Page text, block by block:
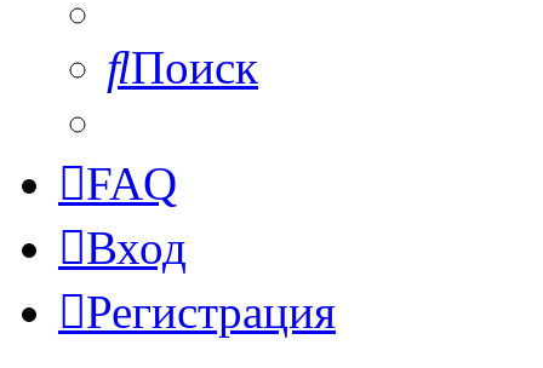
Поиск
FAQ
Вход
Регистрация